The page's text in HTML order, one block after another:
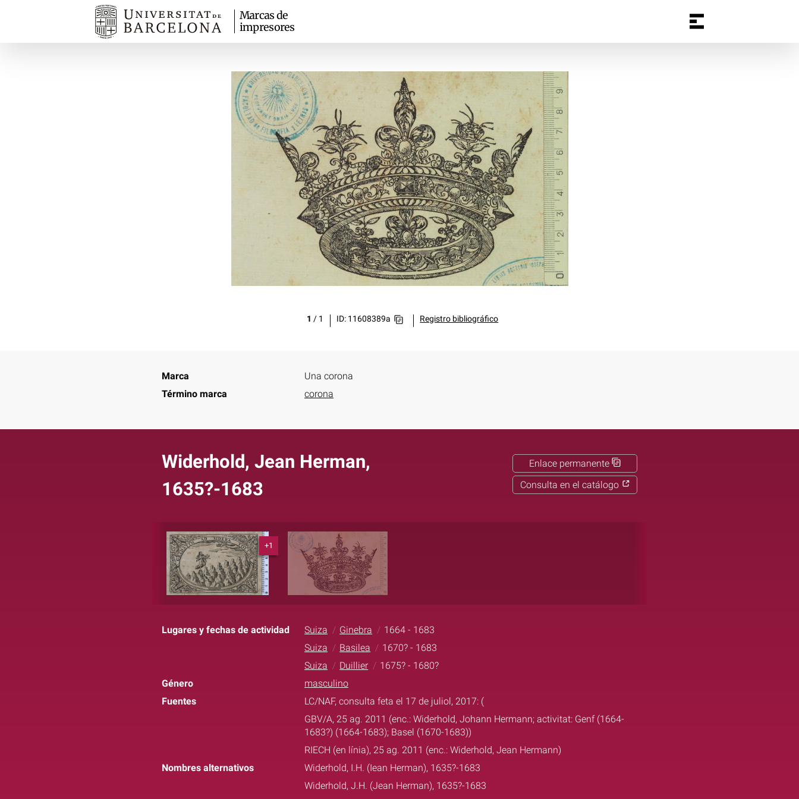
Marcas de
impresores
1 / 1 ID: 11608389a Registro bibliográfico
Marca
Una corona
Término marca
corona
Widerhold, Jean Herman,
1635?-1683
Enlace permanente
Consulta en el catálogo
+1
Lugares y fechas de actividad Suiza Ginebra
1664 - 1683
Suiza
Basilea
1670? - 1683
Suiza
Duillier
1675? - 1680?
Género
masculino
Fuentes
LC/NAF, consulta feta el 17 de juliol, 2017: (
GBV/A, 25 ag. 2011 (enc.: Widerhold, Johann Hermann; activitat: Genf (1664-
1683?) (1664-1683); Basel (1670-1683))
RIECH (en línia), 25 ag. 2011 (enc.: Widerhold, Jean Hermann)
Nombres alternativos
Widerhold, I.H. (Iean Herman), 1635?-1683
Widerhold, J.H. (Jean Herman), 1635?-1683